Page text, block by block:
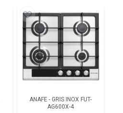
ANAFE - GRIS INOX FUT-
AG600X-4